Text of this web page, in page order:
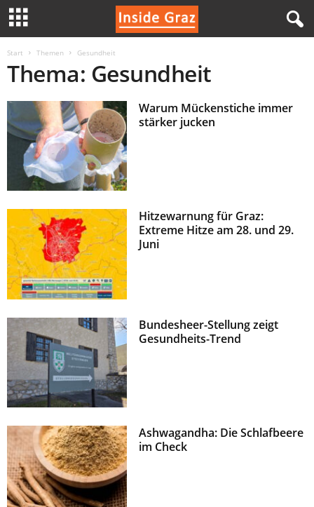
Start Themen Gesundheit
Thema: Gesundheit
Warum Mückenstiche immer
stärker jucken
Hitzewarnung für Graz:
Extreme Hitze am 28. und 29.
Juni
Bundesheer-Stellung zeigt
Gesundheits-Trend
Ashwagandha: Die Schlafbeere
im Check